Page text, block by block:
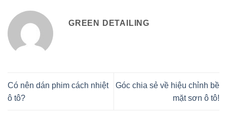
GREEN DETAILING
Có nên dán phim cách nhiệt
ô tô?
Góc chia sẻ về hiệu chỉnh bề
mặt sơn ô tô!